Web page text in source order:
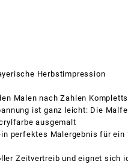
Herbstimpression
Malen nach Zahlen
ist ganz leicht: Die
ausgemalt
perfektes Malergebnis für
Zeitvertreib und eignet sich